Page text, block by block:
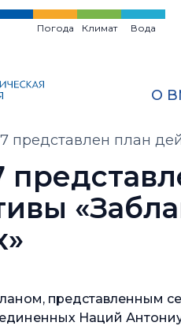
Погода Климат Вода
О
представлен план
представленным
Наций